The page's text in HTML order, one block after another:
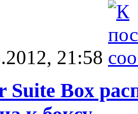
21:58
Suite Box